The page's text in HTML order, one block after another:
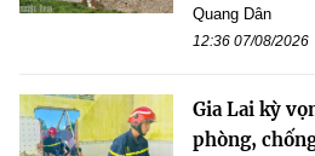
Quang Dân
12:36 07/08/2026
Gia Lai kỳ
phòng,